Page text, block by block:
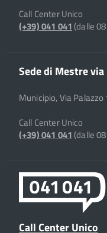
Call Center Unico
(+39) 041 041(dalle
Sede di Mestre via
Municipio, Via Palazzo
Call Center Unico
(+39) 041 041(dalle
Call Center Unico